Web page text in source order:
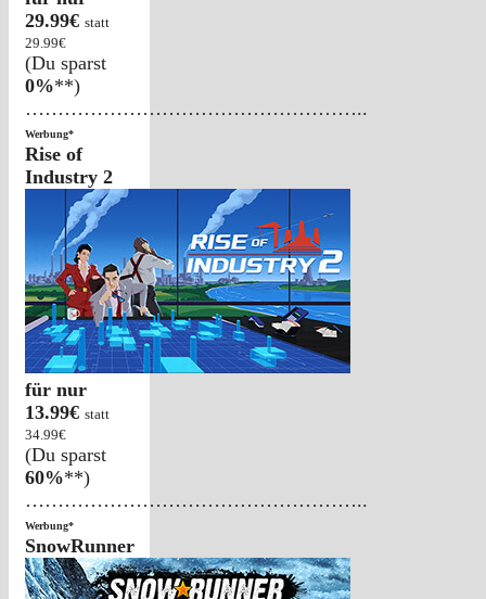
29.99€ statt
29.99€
(Du sparst
0%**)
……………………………………………..
Werbung*
Rise of
Industry 2
für nur
13.99€ statt
34.99€
(Du sparst
60%**)
……………………………………………..
Werbung*
SnowRunner